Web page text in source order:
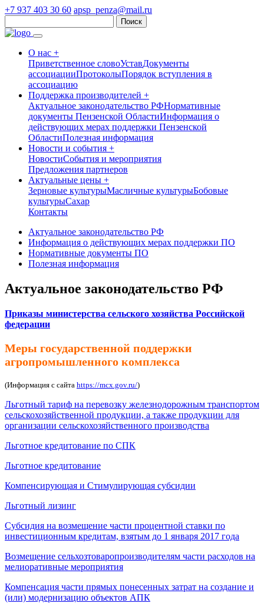
+7 937 403 30 60 apsp_penza@mail.ru
О нас +
Приветственное словоУставДокументы
ассоциацииПротоколыПорядок вступления в
ассоциацию
Поддержка производителей +
Актуальное законодательство РФНормативные
документы Пензенской ОбластиИнформация о
действующих мерах поддержки Пензенской
ОбластиПолезная информация
Новости и события +
НовостиСобытия и мероприятия
Предложения партнеров
Актуальные цены +
Зерновые культурыМасличные культурыБобовые
культурыСахар
Контакты
Актуальное законодательство РФ
Информация о действующих мерах поддержки ПО
Нормативные документы ПО
Полезная информация
Актуальное законодательство РФ
Приказы министерства сельского хозяйства Российской
федерации
Меры государственной поддержки
агропромышленного комплекса
(Информация с сайта https://mcx.gov.ru/)
Льготный тариф на перевозку железнодорожным транспортом
сельскохозяйственной продукции, а также продукции для
организации сельскохозяйственного производства
Льготное кредитование по СПК
Льготное кредитование
Компенсирующая и Стимулирующая субсидии
Льготный лизинг
Субсидия на возмещение части процентной ставки по
инвестиционным кредитам, взятым до 1 января 2017 года
Возмещение сельхозтоваропроизводителям части расходов на
мелиоративные мероприятия
Компенсация части прямых понесенных затрат на создание и
(или) модернизацию объектов АПК